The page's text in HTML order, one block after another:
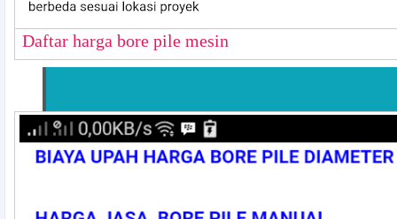
Daftar harga bore pile mesin